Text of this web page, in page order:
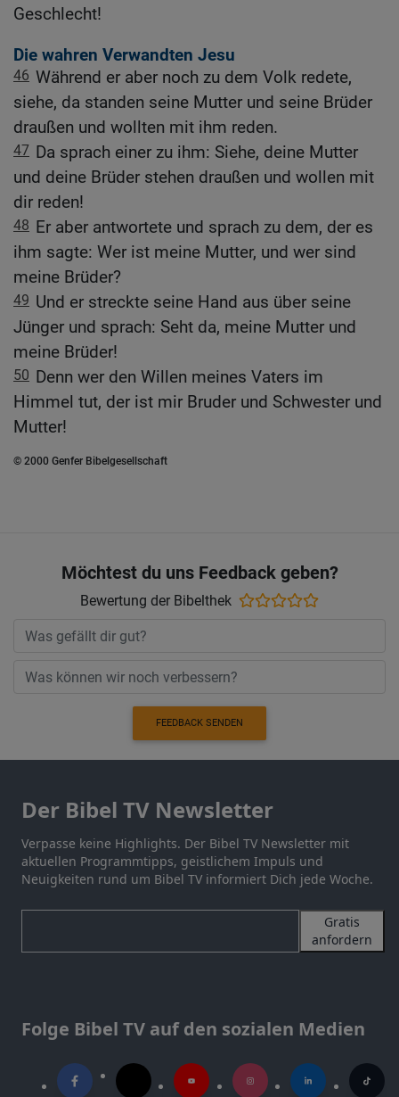
Geschlecht!
Die wahren Verwandten Jesu
46 Während er aber noch zu dem Volk redete,
siehe, da standen seine Mutter und seine Brüder
draußen und wollten mit ihm reden.
47 Da sprach einer zu ihm: Siehe, deine Mutter
und deine Brüder stehen draußen und wollen mit
dir reden!
48 Er aber antwortete und sprach zu dem, der es
ihm sagte: Wer ist meine Mutter, und wer sind
meine Brüder?
49 Und er streckte seine Hand aus über seine
Jünger und sprach: Seht da, meine Mutter und
meine Brüder!
50 Denn wer den Willen meines Vaters im
Himmel tut, der ist mir Bruder und Schwester und
Mutter!
© 2000 Genfer Bibelgesellschaft
Möchtest du uns Feedback geben?
Bewertung der Bibelthek
FEEDBACK SENDEN
Der Bibel TV Newsletter
Verpasse keine Highlights. Der Bibel TV Newsletter mit
aktuellen Programmtipps, geistlichem Impuls und
Neuigkeiten rund um Bibel TV informiert Dich jede Woche.
Gratis
anfordern
Folge Bibel TV auf den sozialen Medien